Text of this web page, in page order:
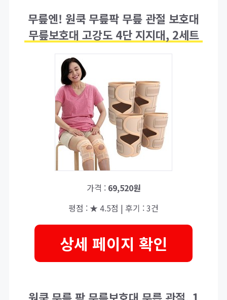
무릎엔! 원쿡 무릎팍 무릎 관절 보호대
무릎보호대 고강도 4단 지지대, 2세트
가격 : 69,520원
평점 : ★ 4.5점 | 후기 : 3건
상세 페이지 확인